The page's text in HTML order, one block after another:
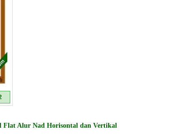
Flat Alur Nad Horisontal dan Vertikal